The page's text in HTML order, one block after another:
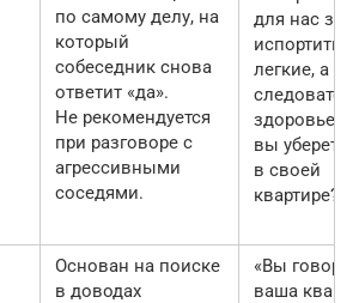
по самому делу, на
который
собеседник снова
ответит «да».
Не рекомендуется
при разговоре с
агрессивными
соседями.
для нас
испортить
легкие, а
здоровье?
вы уберете
в своей
квартире?»
Основан на поиске
в доводах
«Вы
ваша